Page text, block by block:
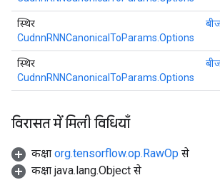
स्थिर
CudnnRNNCanonicalToParams.Options
स्थिर
CudnnRNNCanonicalToParams.Options
विरासत में मिली विधियाँ
कक्षा org.tensorflow.op.RawOp से
कक्षा java.lang.Object से